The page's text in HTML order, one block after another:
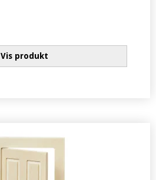
Vis produkt